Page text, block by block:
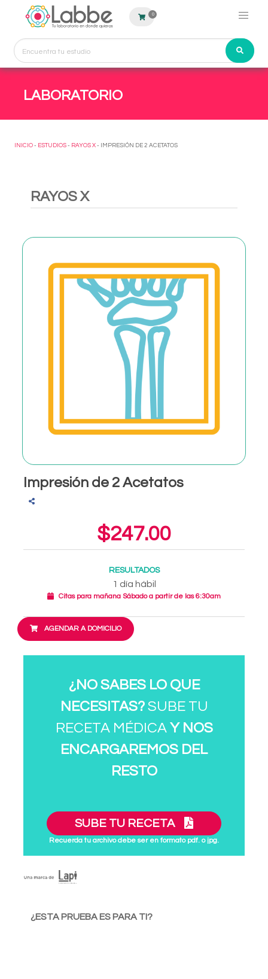
0
LABORATORIO
INICIO - ESTUDIOS - RAYOS X - IMPRESIÓN DE 2 ACETATOS
RAYOS X
Impresión de 2 Acetatos
$247.00
RESULTADOS
1 día hábil
Citas para mañana Sábado a partir de las 6:30am
AGENDAR A DOMICILIO
¿NO SABES LO QUE
NECESITAS?SUBE TU
RECETA MÉDICA Y NOS
ENCARGAREMOS DEL
RESTO
SUBE TU RECETA
Recuerda tu archivo debe ser en formato pdf. o jpg.
¿ESTA PRUEBA ES PARA TI?